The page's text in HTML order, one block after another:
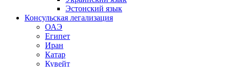
Эстонский язык
Консульская легализация
ОАЭ
Египет
Иран
Катар
Кувейт